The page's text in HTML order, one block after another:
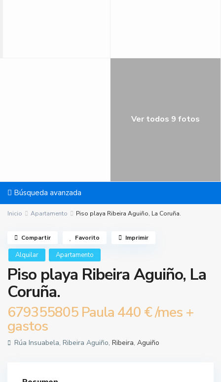
Ver todos 9 fotos
Búsqueda avanzada
Inicio Apartamento Piso playa Ribeira Aguiño, La Coruña.
Alquilar Apartamento
Piso playa Ribeira Aguiño, La
Coruña.
679355805 Paula 440 €/mes +
gastos
Rúa Insuabela, Ribeira Aguiño, Ribeira, Aguiño
Compartir Favorito Imprimir